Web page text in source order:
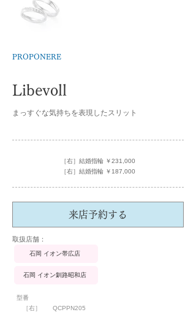
PROPONERE
Libevoll
まっすぐな気持ちを表現したスリット
［右］結婚指輪 ￥231,000
［右］結婚指輪 ￥187,000
来店予約する
​取扱店舗：
石岡 イオン帯広店
石岡 イオン釧路昭和店
型番
［右］
QCPPN205